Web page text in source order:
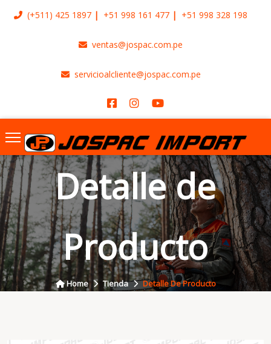
(+511) 425 1897 +51 998 161 477 +51 998 328 198
ventas@jospac.com.pe
servicioalcliente@jospac.com.pe
Detalle de
Producto
Home Tienda Detalle De Producto